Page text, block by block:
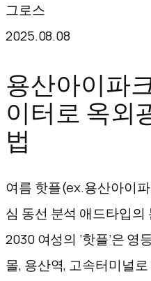
텐
츠
로
바
로
가
그로스
2025.08.08
용산아이파
이터로 옥외
법
여름 핫플(ex.용산아이
심 동선 분석 애드타입의
2030 여성의 ‘핫플’은
몰, 용산역, 고속터미널